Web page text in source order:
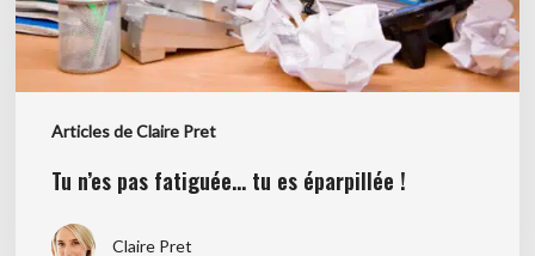
Articles de Claire Pret
Tu n’es pas fatiguée… tu es éparpillée !
Claire Pret